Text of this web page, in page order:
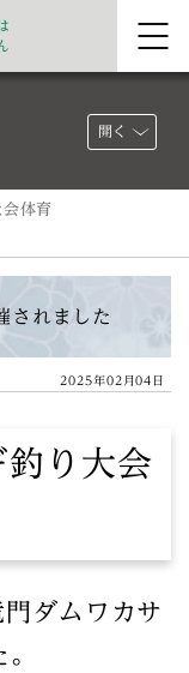
開く
会体育
されました
2025年02月04日
釣り大会
ダムワカサ